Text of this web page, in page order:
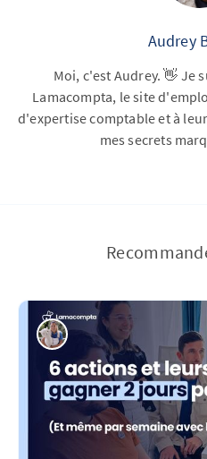
Audrey
Moi, c'est Audrey. 👋 Je
Lamacompta, le site
d'expertise comptable et à
mes secrets